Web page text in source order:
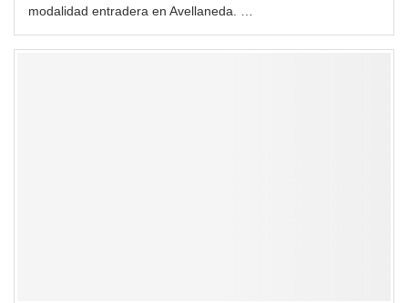
modalidad entradera en Avellaneda. …